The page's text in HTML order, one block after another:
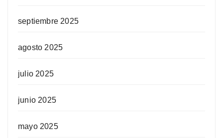
septiembre 2025
agosto 2025
julio 2025
junio 2025
mayo 2025